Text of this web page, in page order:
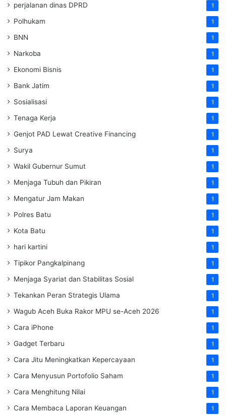
perjalanan dinas DPRD 1
Polhukam 1
BNN 1
Narkoba 1
Ekonomi Bisnis 1
Bank Jatim 1
Sosialisasi 1
Tenaga Kerja 1
Genjot PAD Lewat Creative Financing 1
Surya 1
Wakil Gubernur Sumut 1
Menjaga Tubuh dan Pikiran 1
Mengatur Jam Makan 1
Polres Batu 1
Kota Batu 1
hari kartini 1
Tipikor Pangkalpinang 1
Menjaga Syariat dan Stabilitas Sosial 1
Tekankan Peran Strategis Ulama 1
Wagub Aceh Buka Rakor MPU se-Aceh 2026 1
Cara iPhone 1
Gadget Terbaru 1
Cara Jitu Meningkatkan Kepercayaan 1
Cara Menyusun Portofolio Saham 1
Cara Menghitung Nilai 1
Cara Membaca Laporan Keuangan 1